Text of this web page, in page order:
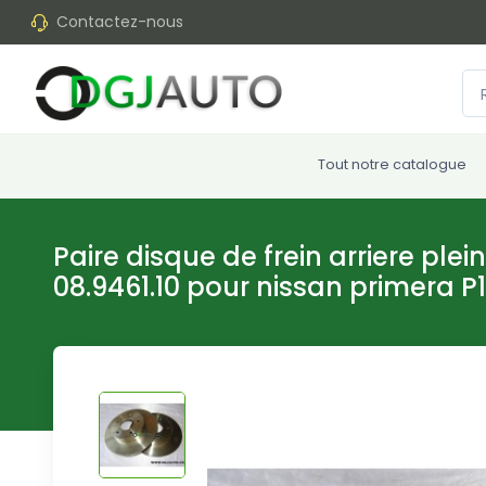
Contactez-nous
Tout notre catalogue
Paire disque de frein arriere
08.9461.10 pour nissan primera